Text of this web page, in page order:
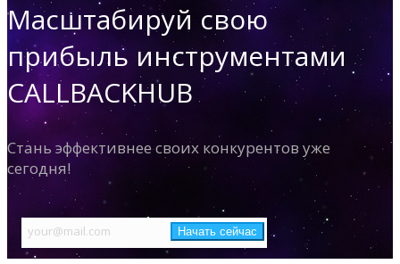
Масштабируй свою
прибыль инструментами
CALLBACKHUB
Стань эффективнее своих конкурентов уже
сегодня!